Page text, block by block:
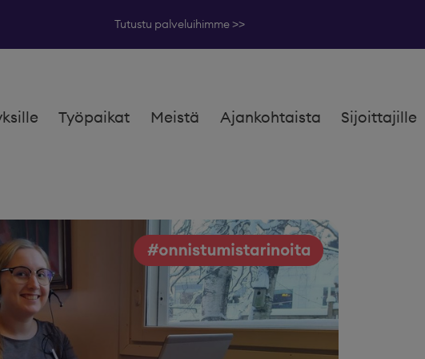
Tutustu palveluihimme >>
Työpaikat Meistä Ajankohtaista Sijoittajille